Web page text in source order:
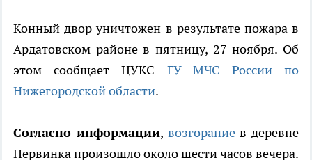
Конный двор уничтожен в результате пожара в
Ардатовском районе в пятницу, 27 ноября. Об
этом сообщает ЦУКС ГУ МЧС России по
Нижегородской области.
Согласно информации, возгораниев деревне
Первинка произошло около шести часов вечера.